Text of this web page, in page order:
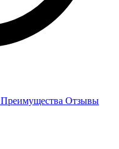
Преимущества Отзывы